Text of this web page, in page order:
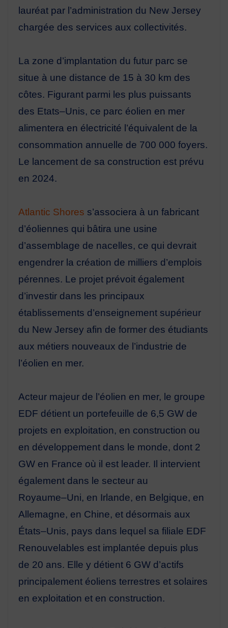
lauréat par l’administration du New Jersey
chargée des services aux collectivités.
La zone d’implantation du futur parc se
situe à une distance de 15 à 30 km des
côtes. Figurant parmi les plus puissants
des Etats–Unis, ce parc éolien en mer
alimentera en électricité l’équivalent de la
consommation annuelle de 700 000 foyers.
Le lancement de sa construction est prévu
en 2024.
Atlantic Shores s’associera à un fabricant
d’éoliennes qui bâtira une usine
d’assemblage de nacelles, ce qui devrait
engendrer la création de milliers d’emplois
pérennes. Le projet prévoit également
d’investir dans les principaux
établissements d’enseignement supérieur
du New Jersey afin de former des étudiants
aux métiers nouveaux de l’industrie de
l’éolien en mer.
Acteur majeur de l’éolien en mer, le groupe
EDF détient un portefeuille de 6,5 GW de
projets en exploitation, en construction ou
en développement dans le monde, dont 2
GW en France où il est leader. Il intervient
également dans le secteur au
Royaume–Uni, en Irlande, en Belgique, en
Allemagne, en Chine, et désormais aux
États–Unis, pays dans lequel sa filiale EDF
Renouvelables est implantée depuis plus
de 20 ans. Elle y détient 6 GW d’actifs
principalement éoliens terrestres et solaires
en exploitation et en construction.